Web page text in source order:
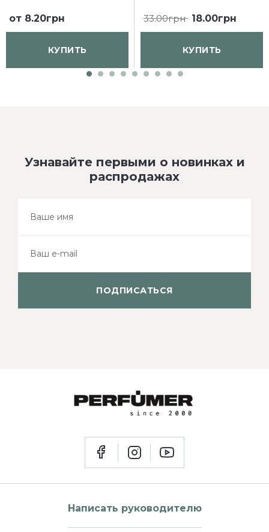
от 8.20грн
КУПИТЬ
33.00грн 18.00грн
КУПИТЬ
Узнавайте первыми о новинках и
распродажах
ПОДПИСАТЬСЯ
Написать руководителю